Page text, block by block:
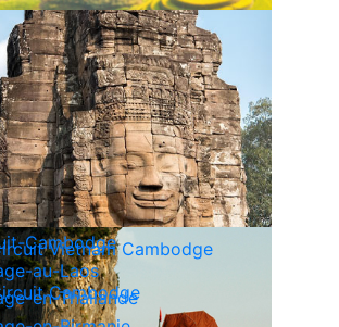
Vietnam Cambodge
Cambodge